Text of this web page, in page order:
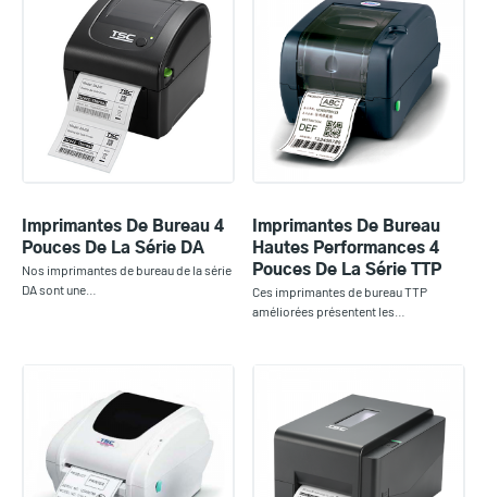
Imprimantes De Bureau 4
Pouces De La Série DA
Nos imprimantes de bureau de la série
DA sont une…
Imprimantes De Bureau
Hautes Performances 4
Pouces De La Série TTP
Ces imprimantes de bureau TTP
améliorées présentent les…